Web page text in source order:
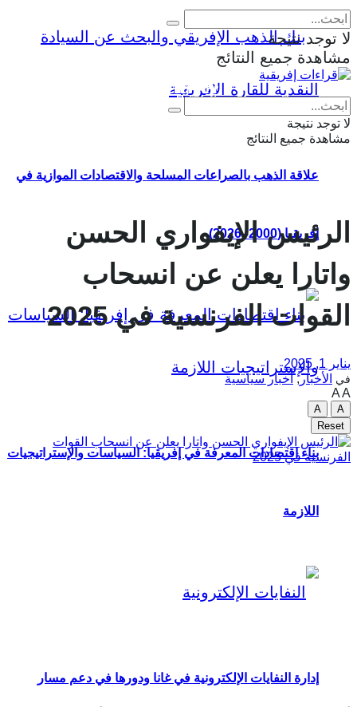
علاقة الذهب بالصراعات المسلحة والاقتصادات الموازية في
إفريقيا (2000–2026)
بناء اقتصادات المعرفة في إفريقيا: السياسات والإستراتيجيات
اللازمة
إدارة النفايات الإلكترونية في غانا ودورها في دعم مسار
لا توجد نتيجة
مشاهدة جميع النتائج
Eng Fr
لا توجد نتيجة
مشاهدة جميع النتائج
الرئيس الإيفواري الحسن
واتارا يعلن عن انسحاب
القوات الفرنسية في 2025
يناير 1, 2025
في الأخبار,أخبار سياسية
AA
A
A
Reset